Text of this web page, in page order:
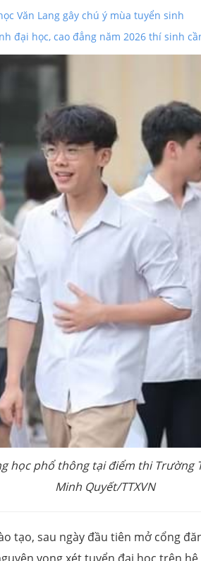
Văn Lang gây chú ý mùa tuyển sinh
đại học, cao đẳng năm 2026 thí sinh
học phổ thông tại điểm thi Trường
Minh Quyết/TTXVN
tạo, sau ngày đầu tiên mở cổng